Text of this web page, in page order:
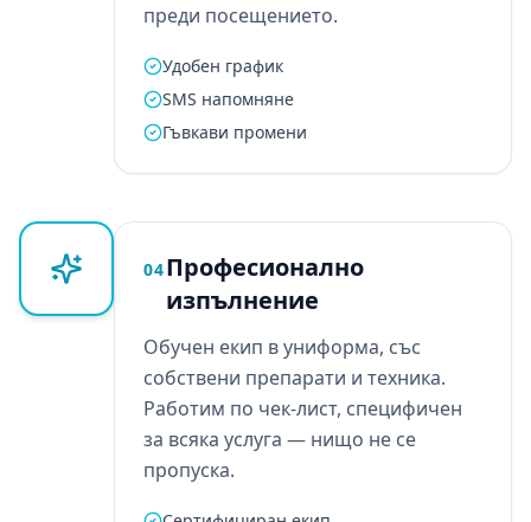
преди посещението.
Удобен график
SMS напомняне
Гъвкави промени
04Професионално
изпълнение
Обучен екип в униформа, със
собствени препарати и техника.
Работим по чек-лист, специфичен
за всяка услуга — нищо не се
пропуска.